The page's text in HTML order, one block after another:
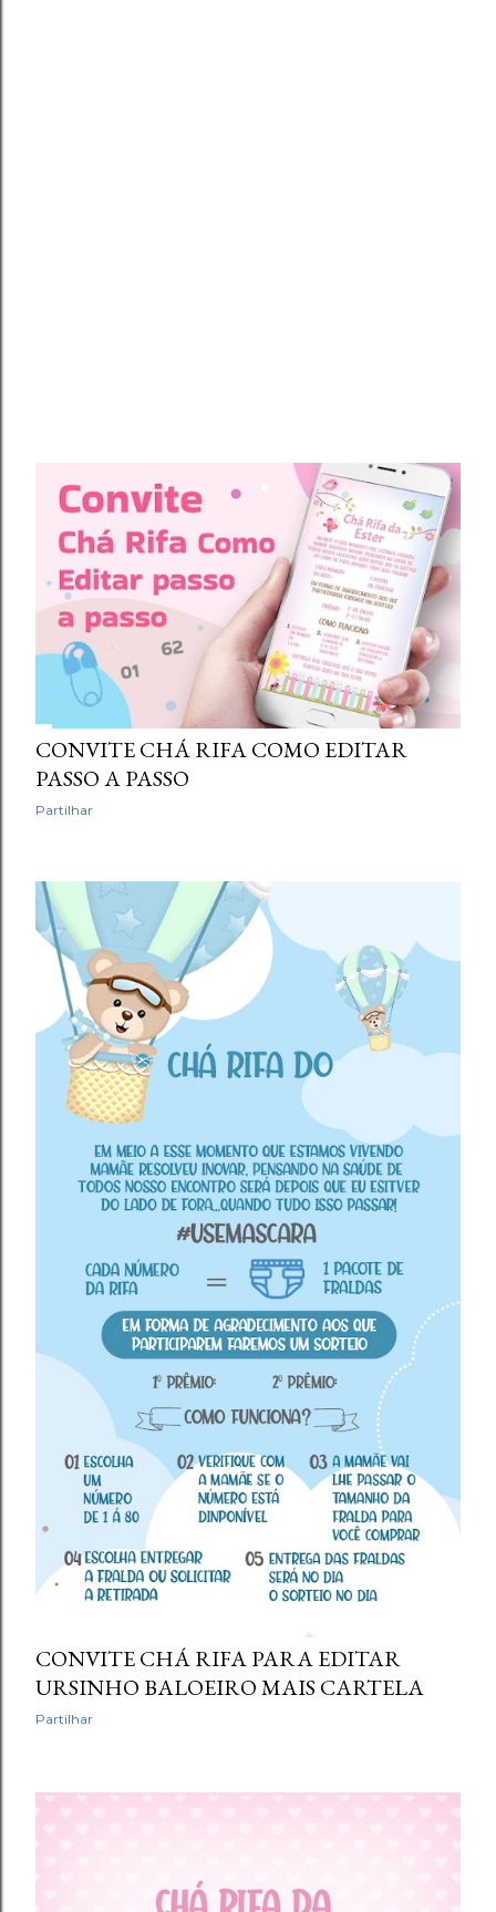
CONVITE CHÁ RIFA COMO EDITAR
PASSO A PASSO
Partilhar
CONVITE CHÁ RIFA PARA EDITAR
URSINHO BALOEIRO MAIS CARTELA
Partilhar